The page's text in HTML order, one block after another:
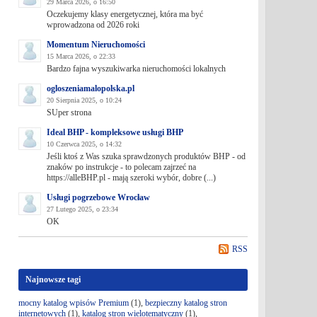
29 Marca 2026, o 16:50
Oczekujemy klasy energetycznej, która ma być
wprowadzona od 2026 roki
Momentum Nieruchomości
15 Marca 2026, o 22:33
Bardzo fajna wyszukiwarka nieruchomości lokalnych
ogloszeniamalopolska.pl
20 Sierpnia 2025, o 10:24
SUper strona
Ideal BHP - kompleksowe usługi BHP
10 Czerwca 2025, o 14:32
Jeśli ktoś z Was szuka sprawdzonych produktów BHP - od
znaków po instrukcje - to polecam zajrzeć na
https://alleBHP.pl - mają szeroki wybór, dobre (...)
Usługi pogrzebowe Wrocław
27 Lutego 2025, o 23:34
OK
RSS
Najnowsze tagi
mocny katalog wpisów Premium(1), bezpieczny katalog stron
internetowych(1), katalog stron wielotematyczny(1),